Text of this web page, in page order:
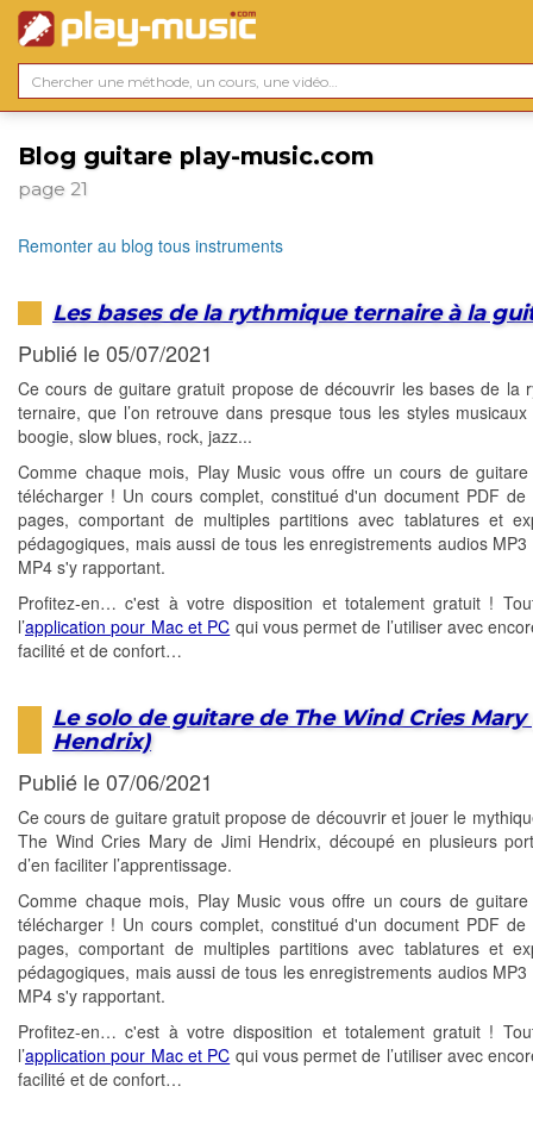
Blog guitare play-music.com
page 21
Remonter au blog tous instruments
Les bases de la rythmique ternaire à la
Publié le 05/07/2021
Ce cours de guitare gratuit propose de découvrir les bases de la
ternaire, que l’on retrouve dans presque tous les styles
boogie, slow blues, rock, jazz...
Comme chaque mois, Play Music vous offre un cours de
télécharger ! Un cours complet, constitué d'un document PDF de
pages, comportant de multiples partitions avec tablatures et
pédagogiques, mais aussi de tous les enregistrements audios MP3
MP4 s'y rapportant.
Profitez-en… c'est à votre disposition et totalement gratuit !
l’application pour Mac et PC qui vous permet de l’utiliser avec
facilité et de confort…
Le solo de guitare de The Wind Cries Mary
Hendrix)
Publié le 07/06/2021
Ce cours de guitare gratuit propose de découvrir et jouer le
The Wind Cries Mary de Jimi Hendrix, découpé en plusieurs
d’en faciliter l’apprentissage.
Comme chaque mois, Play Music vous offre un cours de
télécharger ! Un cours complet, constitué d'un document PDF de
pages, comportant de multiples partitions avec tablatures et
pédagogiques, mais aussi de tous les enregistrements audios MP3
MP4 s'y rapportant.
Profitez-en… c'est à votre disposition et totalement gratuit !
l’application pour Mac et PC qui vous permet de l’utiliser avec
facilité et de confort…